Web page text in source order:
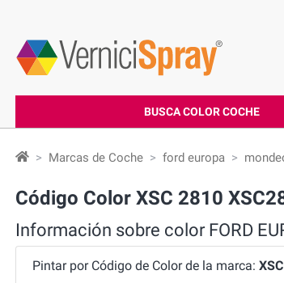
BUSCA COLOR COCHE
Marcas de Coche ford europa
Código Color XSC 2810
Información sobre color FORD
Pintar por Código de Color de la marca: